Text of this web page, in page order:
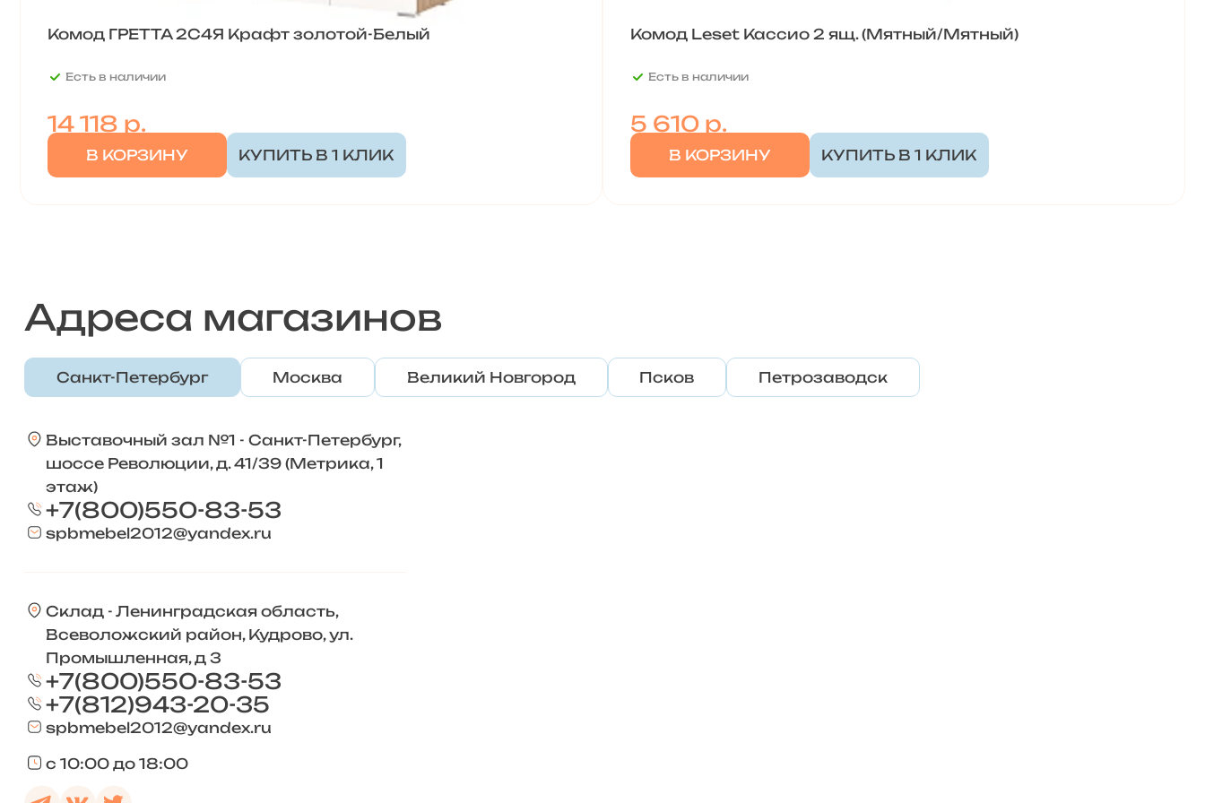
Комод ГРЕТТА 2С4Я Крафт золотой-Белый
Есть в наличии
14 118 р.
В КОРЗИНУ КУПИТЬ В 1 КЛИК
Комод Leset Кассио 2 ящ. (Мятный/Мятный)
Есть в наличии
5 610р.
В КОРЗИНУ КУПИТЬ В 1 КЛИК
Адреса магазинов
Санкт-Петербург Москва Великий Новгород Псков Петрозаводск
Выставочный зал №1 - Санкт-Петербург,
шоссе Революции, д. 41/39 (Метрика, 1
этаж)
+7(800)550-83-53
spbmebel2012@yandex.ru
Склад - Ленинградская область,
Всеволожский район, Кудрово, ул.
Промышленная, д 3
+7(800)550-83-53
+7(812)943-20-35
spbmebel2012@yandex.ru
с 10:00 до 18:00